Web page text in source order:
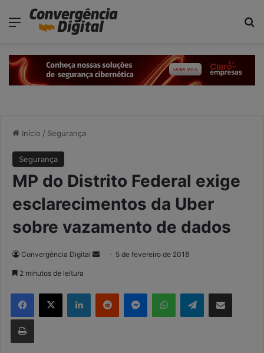
Menu
Início / Segurança
Segurança
MP do Distrito Federal exige
esclarecimentos da Uber
sobre vazamento de dados
Convergência Digital
d
5 de fevereiro de 2018
2 minutos de leitura
Telegram